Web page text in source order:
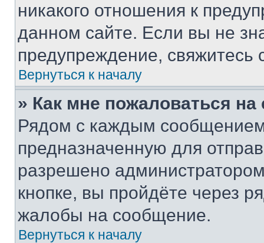
никакого отношения к
данном сайте. Если вы не
предупреждение,
Вернуться к началу
» Как мне пожаловаться
Рядом с каждым сообщением
предназначенную для
разрешено
кнопке, вы пройдёте через
жалобы на сообщение.
Вернуться к началу